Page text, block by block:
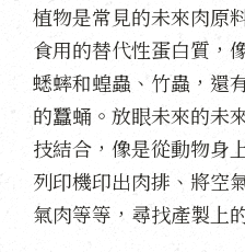
植物是常見的未來肉原
食用的替代性蛋白質，
蟋蟀和蝗蟲、竹蟲，還
的蠶蛹。放眼未來的未
技結合，像是從動物身
列印機印出肉排、將空
氣肉等等，尋找產製上